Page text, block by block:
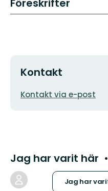
Föreskrifter
Kontakt
E-
Kontakt via e-post
Jag har varit här
Jag har